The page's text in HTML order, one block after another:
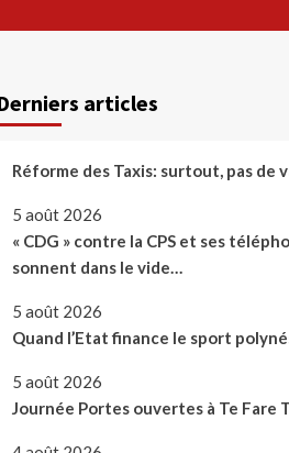
articles
Réforme des Taxis: surtout, pas de
5 août 2026
« CDG » contre la CPS et ses
sonnent dans le vide…
5 août 2026
Quand l’Etat finance le sport
5 août 2026
Journée Portes ouvertes à Te Fare